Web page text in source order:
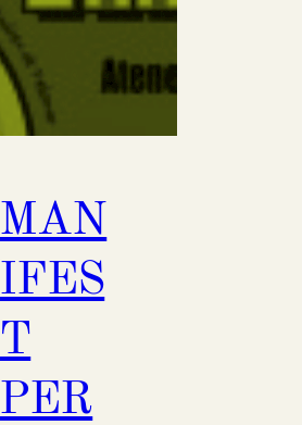
MAN
IFES
T
PER